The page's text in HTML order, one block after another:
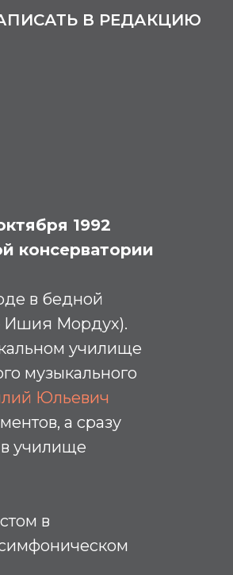
В РЕДАКЦИЮ
1992
консерватории
в бедной
Ишия Мордух).
училище
музыкального
Юльевич
а сразу
в училище
в